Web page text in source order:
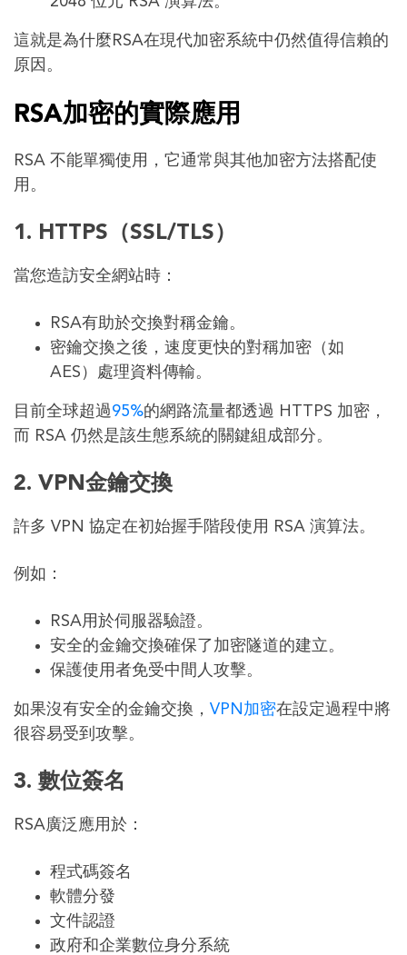
這就是為什麼RSA在現代加密系統中仍然值得信賴的
原因。
RSA加密的實際應用
RSA 不能單獨使用，它通常與其他加密方法搭配使
用。
1. HTTPS（SSL/TLS）
當您造訪安全網站時：
RSA有助於交換對稱金鑰。
密鑰交換之後，速度更快的對稱加密（如
AES）處理資料傳輸。
目前全球超過95%的網路流量都透過 HTTPS 加密，
而 RSA 仍然是該生態系統的關鍵組成部分。
2. VPN金鑰交換
許多 VPN 協定在初始握手階段使用 RSA 演算法。
例如：
RSA用於伺服器驗證。
安全的金鑰交換確保了加密隧道的建立。
保護使用者免受中間人攻擊。
如果沒有安全的金鑰交換， VPN加密在設定過程中將
很容易受到攻擊。
3. 數位簽名
RSA廣泛應用於：
程式碼簽名
軟體分發
文件認證
政府和企業數位身分系統